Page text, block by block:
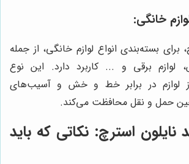
خانگی:
برای بسته‌بندی انواع لوازم خانگی، از جمله
لوازم برقی و ... کاربرد دارد. این نوع
لوازم در برابر خط و خش و آسیب‌های
حمل و نقل محافظت می‌کند.
نایلون استرچ: نکاتی که باید